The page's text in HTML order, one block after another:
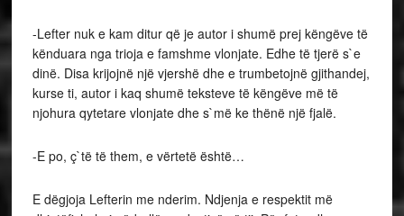
-Lefter nuk e kam ditur që je autor i shumë prej këngëve të
kënduara nga trioja e famshme vlonjate. Edhe të tjerë s`e
dinë. Disa krijojnë një vjershë dhe e trumbetojnë gjithandej,
kurse ti, autor i kaq shumë teksteve të këngëve më të
njohura qytetare vlonjate dhe s`më ke thënë një fjalë.
-E po, ç`të të them, e vërtetë është…
E dëgjoja Lefterin me nderim. Ndjenja e respektit më